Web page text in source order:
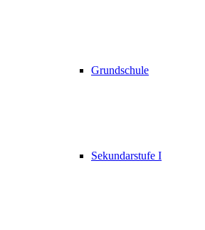
Grundschule
Sekundarstufe I